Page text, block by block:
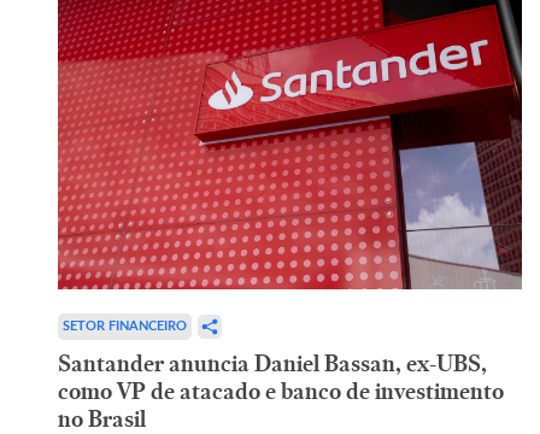
SETOR FINANCEIRO
Santander anuncia Daniel Bassan, ex-UBS,
como VP de atacado e banco de investimento
no Brasil